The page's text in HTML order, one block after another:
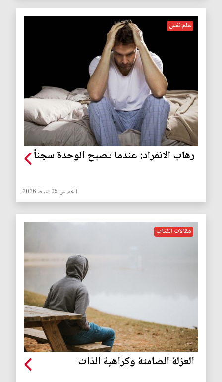
علم نفس
رهاب الانفراد: عندما تصبح الوحدة سجناً
الخميس 05 شباط 2026
مقالات الكتاب
العزلة الصامتة وكراهية الذات